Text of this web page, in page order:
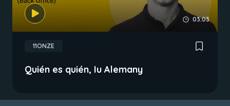
03:03
11ONZE
Quién es quién, Iu Alemany